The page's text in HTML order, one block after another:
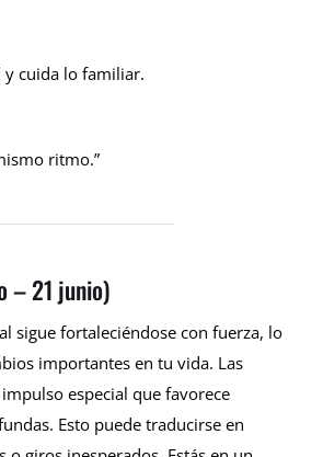
cuida lo familiar.
ritmo.”
– 21 junio)
sigue fortaleciéndose con fuerza, lo
importantes en tu vida. Las
especial que favorece
Esto puede traducirse en